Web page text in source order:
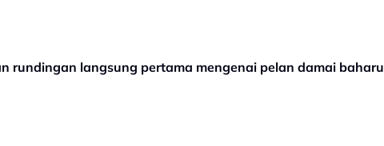
rundingan langsung pertama mengenai pelan damai baharu